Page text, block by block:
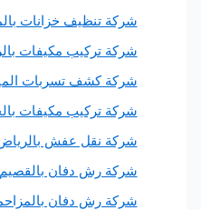
شركة تنظيف خزانات بالمجمعة
شركة تركيب مكيفات بالرياض
شركة كشف تسربات المياه بالرياض
شركة تركيب مكيفات بالخرج
شركة نقل عفش بالرياض
شركة رش دفان بالقصيم
شركة رش دفان بالمزاحمية